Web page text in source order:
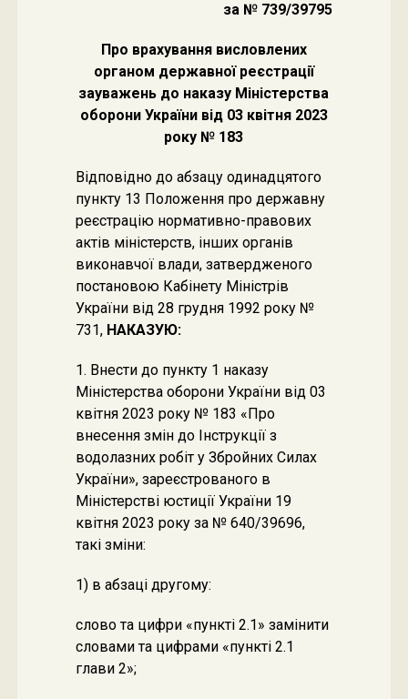
за № 739/39795
Про врахування висловлених
органом державної реєстрації
зауважень до наказу Міністерства
оборони України від 03 квітня 2023
року № 183
Відповідно до абзацу одинадцятого
пункту 13 Положення про державну
реєстрацію нормативно-правових
актів міністерств, інших органів
виконавчої влади, затвердженого
постановою Кабінету Міністрів
України від 28 грудня 1992 року №
731, НАКАЗУЮ:
1. Внести до пункту 1 наказу
Міністерства оборони України від 03
квітня 2023 року № 183 «Про
внесення змін до Інструкції з
водолазних робіт у Збройних Силах
України», зареєстрованого в
Міністерстві юстиції України 19
квітня 2023 року за № 640/39696,
такі зміни:
1) в абзаці другому:
слово та цифри «пункті 2.1» замінити
словами та цифрами «пункті 2.1
глави 2»;